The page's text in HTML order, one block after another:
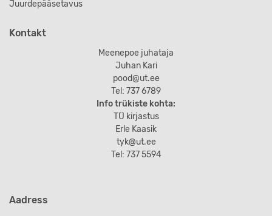
Juurdepääsetavus
Kontakt
Meenepoe juhataja
Juhan Kari
pood@ut.ee
Tel: 737 6789
Info trükiste kohta:
TÜ kirjastus
Erle Kaasik
tyk@ut.ee
Tel: 737 5594
Aadress